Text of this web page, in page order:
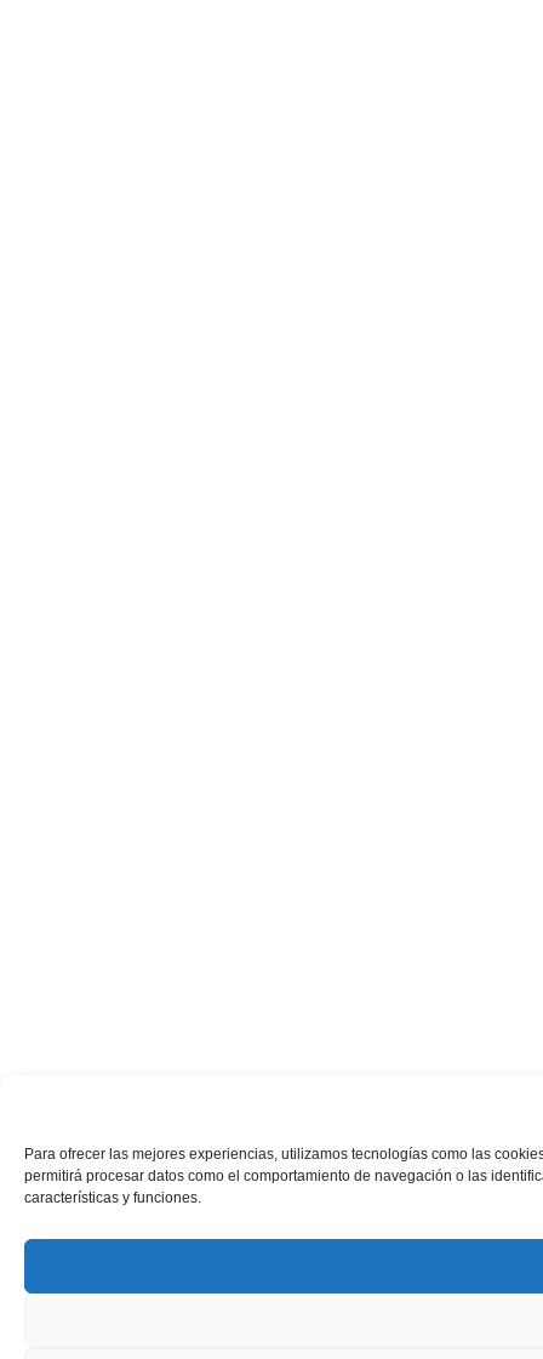
Para ofrecer las mejores experiencias, utilizamos tecnologías como las
permitirá procesar datos como el comportamiento de navegación o las
características y funciones.